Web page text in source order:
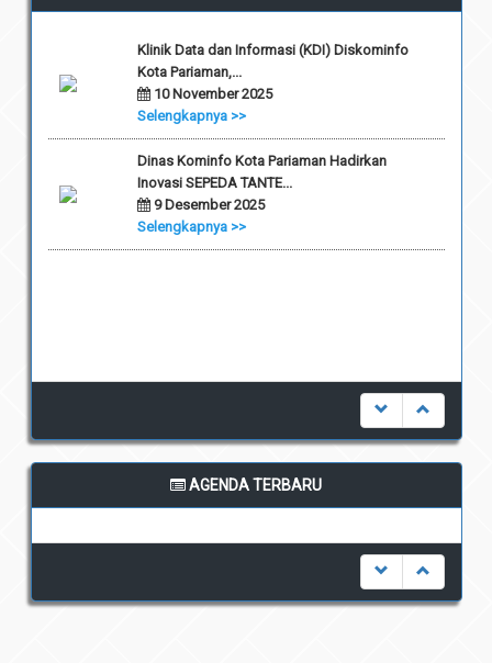
Klinik Data dan Informasi (KDI) Diskominfo
Kota Pariaman,...
10 November 2025
Selengkapnya >>
Dinas Kominfo Kota Pariaman Hadirkan
Inovasi SEPEDA TANTE...
9 Desember 2025
Selengkapnya >>
AGENDA TERBARU